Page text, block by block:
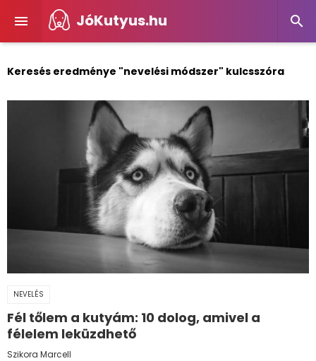
 JóKutyus.hu 
Keresés eredménye "nevelési módszer" kulcsszóra
NEVELÉS
Fél tőlem a kutyám: 10 dolog, amivel a
félelem leküzdhető
Szikora Marcell